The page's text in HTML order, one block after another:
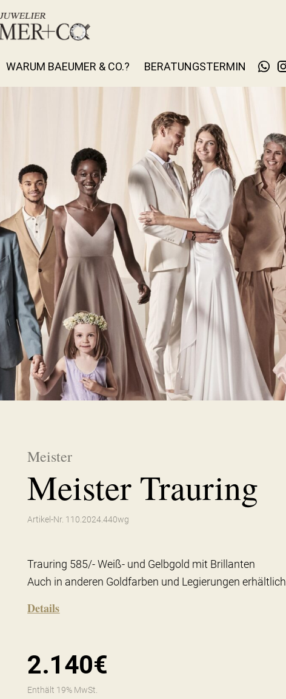
WARUM BAEUMER & CO.? BERATUNGSTERMIN
Meister
Meister Trauring
Artikel-Nr. 110.2024.440wg
Trauring 585/- Weiß- und Gelbgold mit Brillanten
Auch in anderen Goldfarben und Legierungen erhältlich
Details
2.140€
Enthält 19% MwSt.